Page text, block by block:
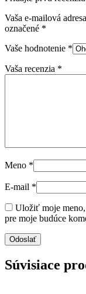
Vaša e-mailová
označené *
Vaše hodnotenie *
Vaša recenzia *
Meno *
E-mail *
Uložiť moje
pre moje budúce
Súvisiace